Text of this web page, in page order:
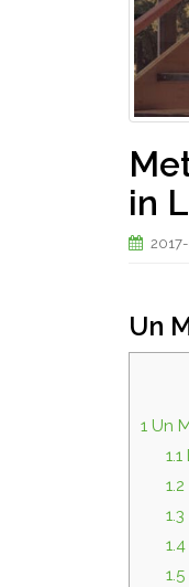
in
Un
1 Un
1.1
1.2
1.3
1.4
1.5